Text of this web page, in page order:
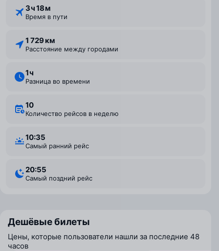
3 ⁠ч 18 ⁠м
Время в пути
1 729 км
Расстояние между городами
1 ⁠ч
Разница во времени
10
Количество рейсов в неделю
10:35
Самый ранний рейс
20:55
Самый поздний рейс
Дешёвые билеты
Цены, которые пользователи нашли за последние 48
часов